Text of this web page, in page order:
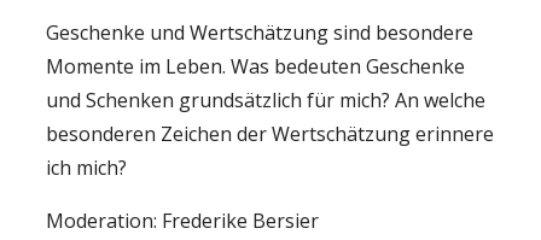
Geschenke und Wertschätzung sind besondere
Momente im Leben. Was bedeuten Geschenke
und Schenken grundsätzlich für mich? An welche
besonderen Zeichen der Wertschätzung erinnere
ich mich?
Moderation: Frederike Bersier